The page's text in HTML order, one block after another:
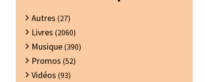
latérale
principale
Autres (27)
Livres (2060)
Musique (390)
Promos (52)
Vidéos (93)